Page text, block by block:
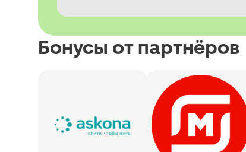
Бонусы от партнёров